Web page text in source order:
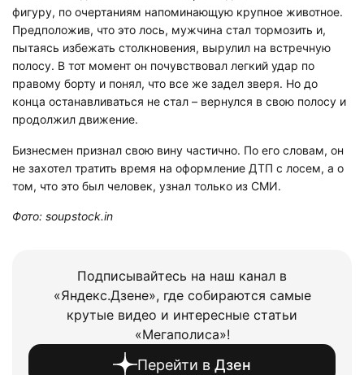
фигуру, по очертаниям напоминающую крупное животное.
Предположив, что это лось, мужчина стал тормозить и,
пытаясь избежать столкновения, вырулил на встречную
полосу. В тот момент он почувствовал легкий удар по
правому борту и понял, что все же задел зверя. Но до
конца останавливаться не стал – вернулся в свою полосу и
продолжил движение.
Бизнесмен признал свою вину частично. По его словам, он
не захотел тратить время на оформление ДТП с лосем, а о
том, что это был человек, узнал только из СМИ.
Фото: soupstock.in
Подписывайтесь на наш канал в
«Яндекс.Дзене», где собираются самые
крутые видео и интересные статьи
«Мегаполиса»!
Перейти в Дзен